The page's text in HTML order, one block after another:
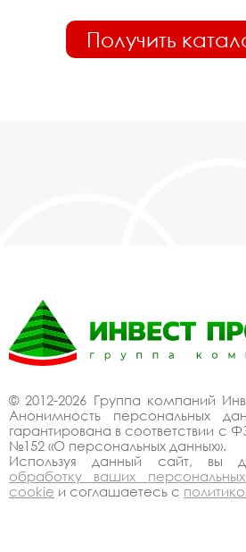
Получить
© 2012-2026 Группа компаний
Анонимность персональных
гарантирована в соответствии с
№152 «О персональных данных».
Используя данный сайт, вы
обработку ваших
cookie и соглашаетесь с